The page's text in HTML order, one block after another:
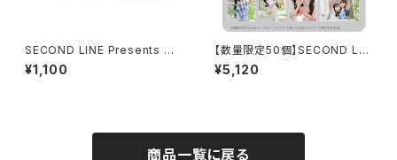
SECOND LINE Presents み
んなに会いに行くよ! 第30回 in
静岡 ブロマイド ※ランダム販
¥1,100
【数量限定50個】SECOND LIN
E Presents みんなに会いに行
くよ! 第46回 in 静岡 開催記念
¥5,120
商品一覧に戻る